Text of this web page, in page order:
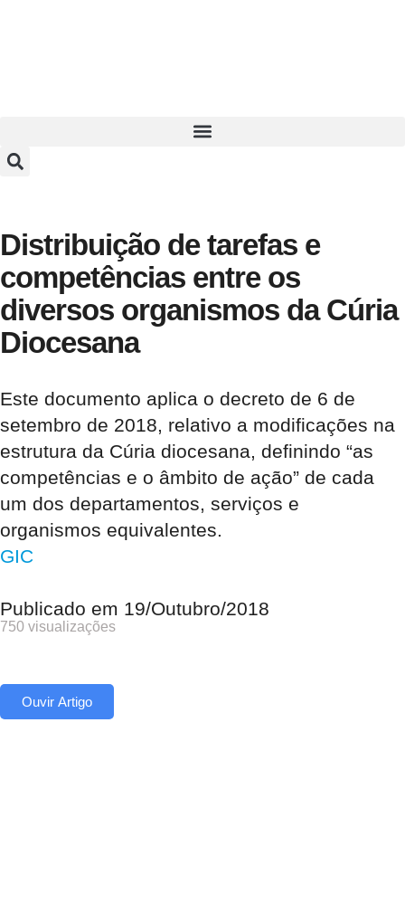
Distribuição de tarefas e
competências entre os
diversos organismos da Cúria
Diocesana
Este documento aplica o decreto de 6 de
setembro de 2018, relativo a modificações na
estrutura da Cúria diocesana, definindo “as
competências e o âmbito de ação” de cada
um dos departamentos, serviços e
organismos equivalentes.
GIC
Publicado em 19/Outubro/2018
750 visualizações
Ouvir Artigo